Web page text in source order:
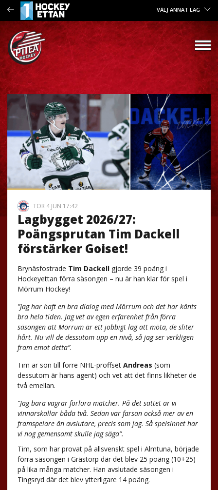
VÄLJ ANNAT LAG
TOR 4 JUN 17:42
Lagbygget 2026/27:
Poängsprutan Tim Dackell
förstärker Goiset!
Brynäsfostrade Tim Dackellgjorde 39 poäng i
Hockeyettan förra säsongen – nu är han klar för spel i
Mörrum Hockey!
”Jag har haft en bra dialog med Mörrum och det har känts
bra hela tiden. Jag vet av egen erfarenhet från förra
säsongen att Mörrum är ett jobbigt lag att möta, de sliter
hårt. Nu vill de dessutom upp en nivå, så jag ser verkligen
fram emot detta”.
Tim är son till förre NHL-proffset Andreas (som
dessutom är hans agent) och vet att det finns likheter de
två emellan.
”Jag bara vägrar förlora matcher. På det sättet är vi
vinnarskallar båda två. Sedan var farsan också mer av en
framspelare än avslutare, precis som jag. Så spelsinnet har
vi nog gemensamt skulle jag säga”.
Tim, som har provat på allsvenskt spel i Almtuna, började
förra säsongen i Grästorp där det blev 25 poäng (10+25)
på lika många matcher. Han avslutade säsongen i
Tingsryd där det blev ytterligare 14 poäng.